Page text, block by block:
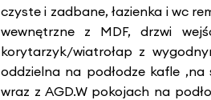
czyste i zadbane, łazienka i wc
wewnętrzne z MDF, drzwi
korytarzyk/wiatrołap z
oddzielna na podłodze kafle
wraz z AGD.W pokojach na